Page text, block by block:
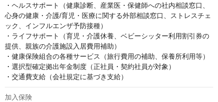
・ヘルスサポート（健康診断、産業医・保健師への社内相談窓口、
心身の健康・介護/育児・医療に関する外部相談窓口、ストレスチェ
ック、インフルエンザ予防接種）
・ライフサポート（育児・介護休養、ベビーシッター利用割引券の
提供、親族の介護施設入居費用補助）
・健康保険組合の各種サービス（旅行費用の補助、保養所利用等）
・選択型確定拠出年金制度（正社員・契約社員が対象）
・交通費支給（会社規定に基づき支給）
加入保険